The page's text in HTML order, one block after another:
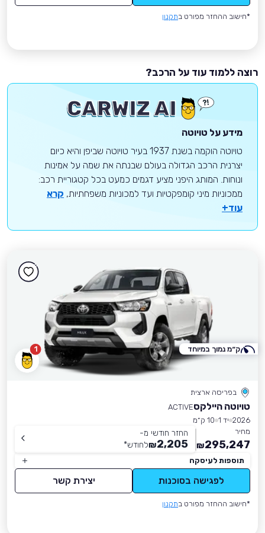
*חישוב ההחזר מפורט בתקנון
רוצה ללמוד עוד על הרכב?
מידע על טויוטה
טויוטה הוקמה בשנת 1937 בעיר טויוטה שביפן והיא כיום
יצרנית הרכב הגדולה בעולם שבנתה את שמה על אמינות
ונוחות. המותג היפני מציע דגמים כמעט בכל קטגוריית רכב:
ממכוניות מיני קומפקטיות ועד למכוניות משפחתיות, קרא
עוד+
1
בפריסה ארצית
טויוטה היילקסACTIVE
2026 יד 1
10 ק״מ
מחיר
295,247
₪
החזר חודשי מ-
2,205
₪לחודש*
תוספות לעיסקה
לפגישה בסוכנות יצירת קשר
*חישוב ההחזר מפורט בתקנון
ק״מ נמוך במיוחד